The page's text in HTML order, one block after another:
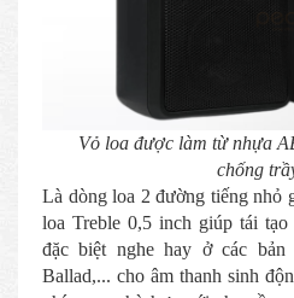
Vỏ loa được làm từ nhựa
chống
Là dòng loa 2 đường tiếng nhỏ
loa Treble 0,5 inch giúp tái
đặc biệt nghe hay ở các
Ballad,... cho âm thanh sinh